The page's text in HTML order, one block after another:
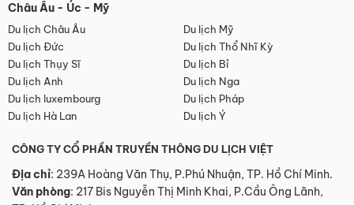
Châu Âu - Úc - Mỹ
Du lịch Châu Âu
Du lịch Mỹ
Du lịch Đức
Du lịch Thổ Nhĩ Kỳ
Du lịch Thụy Sĩ
Du lịch Bỉ
Du lịch Anh
Du lịch Nga
Du lịch luxembourg
Du lịch Pháp
Du lịch Hà Lan
Du lịch Ý
CÔNG TY CỔ PHẦN TRUYỀN THÔNG DU LỊCH VIỆT
Địa chỉ: 239A Hoàng Văn Thụ, P.Phú Nhuận, TP. Hồ Chí Minh.
Văn phòng: 217 Bis Nguyễn Thị Minh Khai, P.Cầu Ông Lãnh,